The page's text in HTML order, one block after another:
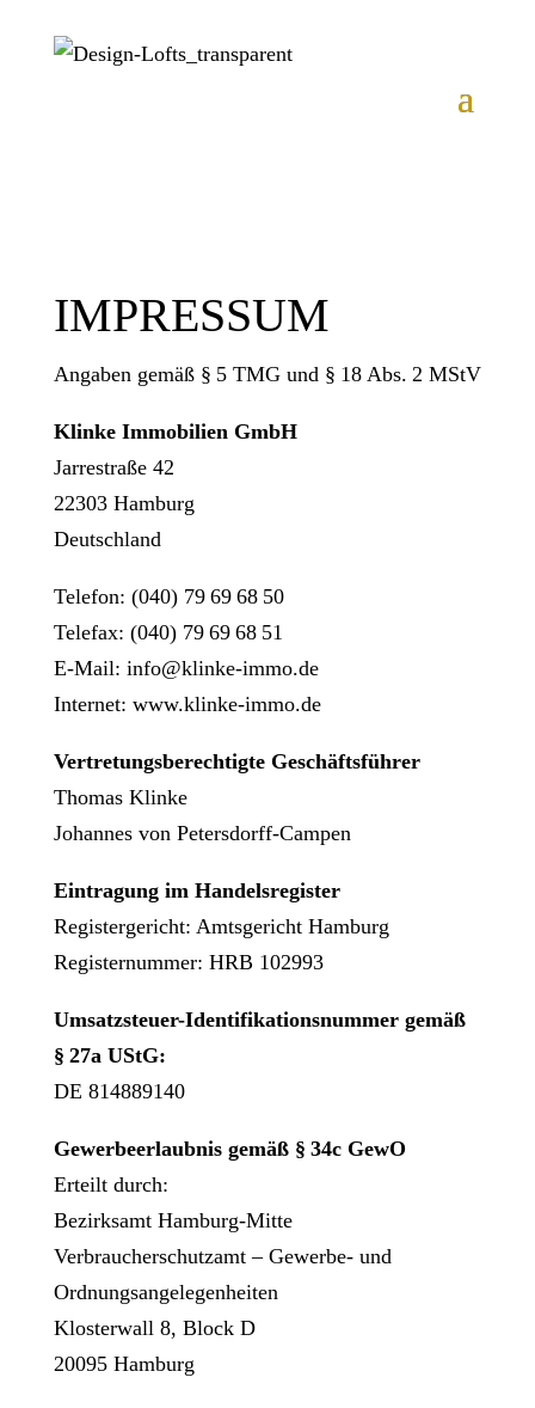
IMPRESSUM
Angaben gemäß § 5 TMG und § 18 Abs. 2 MStV
Klinke Immobilien GmbH
Jarrestraße 42
22303 Hamburg
Deutschland
Telefon: (040) 79 69 68 50
Telefax: (040) 79 69 68 51
E-Mail: info@klinke-immo.de
Internet: www.klinke-immo.de
Vertretungsberechtigte Geschäftsführer
Thomas Klinke
Johannes von Petersdorff-Campen
Eintragung im Handelsregister
Registergericht: Amtsgericht Hamburg
Registernummer: HRB 102993
Umsatzsteuer-Identifikationsnummer gemäß
§ 27a UStG:
DE 814889140
Gewerbeerlaubnis gemäß § 34c GewO
Erteilt durch:
Bezirksamt Hamburg-Mitte
Verbraucherschutzamt – Gewerbe- und
Ordnungsangelegenheiten
Klosterwall 8, Block D
20095 Hamburg